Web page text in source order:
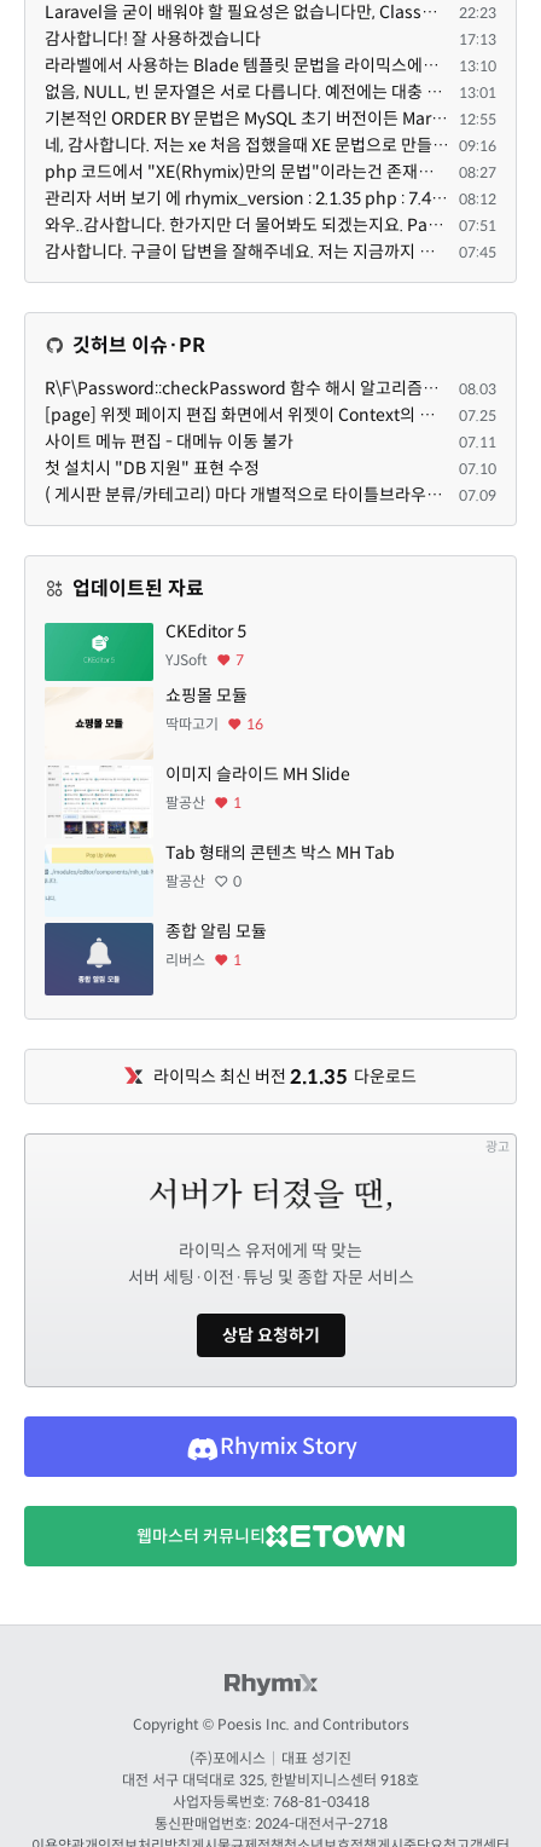
Laravel을 굳이 배워야 할 필요성은 없습니다만, Class기반의 객체 지향 프로그래밍과, PSR-4라는 Composer... 22:23
감사합니다! 잘 사용하겠습니다 17:13
라라벨에서 사용하는 Blade 템플릿 문법을 라이믹스에서도 일부분 도입하였는데, 양쪽의 템플릿 매뉴얼 분량... 13:10
없음, NULL, 빈 문자열은 서로 다릅니다. 예전에는 대충 써도 서로 통용되었지만, 그것 때문에 버그나 보안... 13:01
기본적인 ORDER BY 문법은 MySQL 초기 버전이든 MariaDB 최신 버전이든 차이가 없습니다. 라이믹스 게시판에... 12:55
네, 감사합니다. 저는 xe 처음 접했을때 XE 문법으로 만들었다고 해서 xe코드들이 php와 전혀 다른것 같이 ... 09:16
php 코드에서 "XE(Rhymix)만의 문법"이라는건 존재하지도 않고 별도의 인터프리터를 만들지 않는한 쓸 수도 ... 08:27
관리자 서버 보기 에 rhymix_version : 2.1.35 php : 7.4.3 (64-bit) db.type : mysql (innodb, utf8mb4) db... 08:12
와우..감사합니다. 한가지만 더 물어봐도 되겠는지요. Password.php 파일안에 클래스와 함수들은 순수 php ... 07:51
감사합니다. 구글이 답변을 잘해주네요. 저는 지금까지 md5 에 머물러 있었네요. md5는 구석기 알고리즘이 ... 07:45
깃허브 이슈·PR
R\F\Password::checkPassword 함수 해시 알고리즘을 암시적으로 호출하는 경우 Argon2id 해시 비교 실패 08.03
[page] 위젯 페이지 편집 화면에서 위젯이 Context의 module_info를 덮어쓰면 저장이 ERR_ACT_IS_NOT_STANDALONE으로 실패 07.25
사이트 메뉴 편집 - 대메뉴 이동 불가 07.11
첫 설치시 "DB 지원" 표현 수정 07.10
( 게시판 분류/카테고리) 마다 개별적으로 타이틀브라우저 제목 및 seo설명 넣을 수 있으면 어떨지 해서 글 등록해봅니다. 07.09
업데이트된 자료
CKEditor 5
YJSoft 7
쇼핑몰 모듈
딱따고기 16
이미지 슬라이드 MH Slide
팔공산 1
Tab 형태의 콘텐츠 박스 MH Tab
팔공산 0
종합 알림 모듈
리버스 1
라이믹스 최신 버전 2.1.35 다운로드
광고
라이믹스 유저에게 딱 맞는
서버 세팅·이전·튜닝 및 종합 자문 서비스
상담 요청하기
Rhymix Story
웹마스터 커뮤니티
Copyright © Poesis Inc. and Contributors
(주)포에시스 | 대표 성기진
대전 서구 대덕대로 325, 한밭비지니스센터 918호
사업자등록번호: 768-81-03418
통신판매업번호: 2024-대전서구-2718